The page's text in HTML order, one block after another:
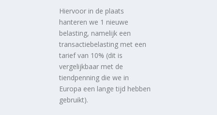
Hiervoor in de plaats
hanteren we 1 nieuwe
belasting, namelijk een
transactiebelasting met een
tarief van 10% (dit is
vergelijkbaar met de
tiendpenning die we in
Europa een lange tijd hebben
gebruikt).